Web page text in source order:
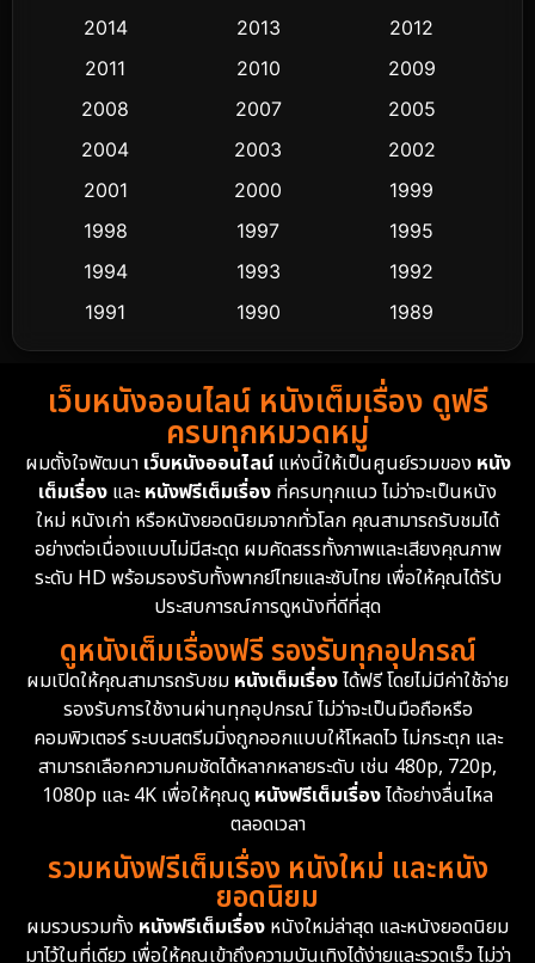
Crime อาชญากรรม 518
Cult Film
Dance เต้น
Detective สืบสวน
Detective สืบสวน
Disney+ 4
Documentary สารคดี 94
Drama ดราม่า
Dystopian 16
Emotional 61
Epic มหากาพย์ 219
Family ครอบครัว 366
Fantasy จินตนาการ 332
2014
2013
2012
2011
2010
2009
2008
2007
2005
2004
2003
2002
2001
2000
1999
1998
1997
1995
1994
1993
1992
1991
1990
1989
1988
1986
1985
1983
1982
1981
1974
1962
เว็บหนังออนไลน์ หนังเต็มเรื่อง ดูฟรี
ครบทุกหมวดหมู่
ผมตั้งใจพัฒนา เว็บหนังออนไลน์แห่งนี้ให้เป็นศูนย์รวมของ หนัง
เต็มเรื่อง และหนังฟรีเต็มเรื่อง ที่ครบทุกแนว ไม่ว่าจะเป็นหนัง
ใหม่ หนังเก่า หรือหนังยอดนิยมจากทั่วโลก คุณสามารถรับชมได้
อย่างต่อเนื่องแบบไม่มีสะดุด ผมคัดสรรทั้งภาพและเสียงคุณภาพ
ระดับ HD พร้อมรองรับทั้งพากย์ไทยและซับไทย เพื่อให้คุณได้รับ
ประสบการณ์การดูหนังที่ดีที่สุด
ดูหนังเต็มเรื่องฟรี รองรับทุกอุปกรณ์
ผมเปิดให้คุณสามารถรับชม หนังเต็มเรื่องได้ฟรี โดยไม่มีค่าใช้จ่าย
รองรับการใช้งานผ่านทุกอุปกรณ์ ไม่ว่าจะเป็นมือถือหรือ
คอมพิวเตอร์ ระบบสตรีมมิ่งถูกออกแบบให้โหลดไว ไม่กระตุก และ
สามารถเลือกความคมชัดได้หลากหลายระดับ เช่น 480p, 720p,
1080p และ 4K เพื่อให้คุณดูหนังฟรีเต็มเรื่องได้อย่างลื่นไหล
ตลอดเวลา
รวมหนังฟรีเต็มเรื่อง หนังใหม่ และหนัง
ยอดนิยม
ผมรวบรวมทั้ง หนังฟรีเต็มเรื่อง หนังใหม่ล่าสุด และหนังยอดนิยม
มาไว้ในที่เดียว เพื่อให้คุณเข้าถึงความบันเทิงได้ง่ายและรวดเร็ว ไม่ว่า